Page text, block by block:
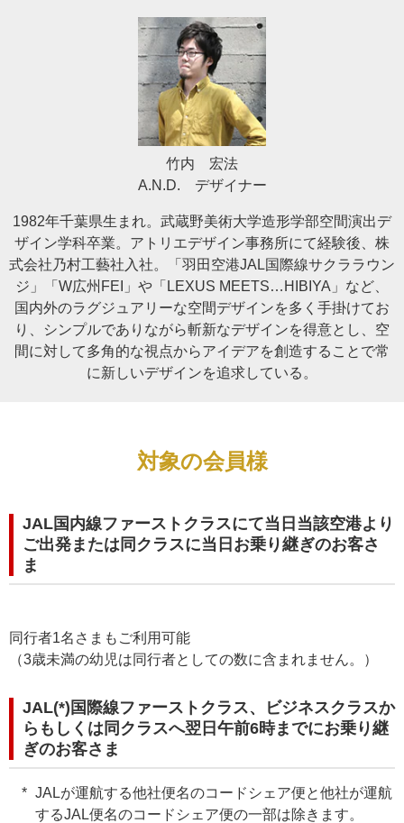
竹内 宏法
A.N.D. デザイナー
1982年千葉県生まれ。武蔵野美術大学造形学部空間演出デ
ザイン学科卒業。アトリエデザイン事務所にて経験後、株
式会社乃村工藝社入社。「羽田空港JAL国際線サクララウン
ジ」「W広州FEI」や「LEXUS MEETS…HIBIYA」など、
国内外のラグジュアリーな空間デザインを多く手掛けてお
り、シンプルでありながら斬新なデザインを得意とし、空
間に対して多角的な視点からアイデアを創造することで常
に新しいデザインを追求している。
対象の会員様
JAL国内線ファーストクラスにて当日当該空港より
ご出発または同クラスに当日お乗り継ぎのお客さ
ま
同行者1名さまもご利用可能
（3歳未満の幼児は同行者としての数に含まれません。）
JAL(*)国際線ファーストクラス、ビジネスクラスか
らもしくは同クラスへ翌日午前6時までにお乗り継
ぎのお客さま
JALが運航する他社便名のコードシェア便と他社が運航
するJAL便名のコードシェア便の一部は除きます。